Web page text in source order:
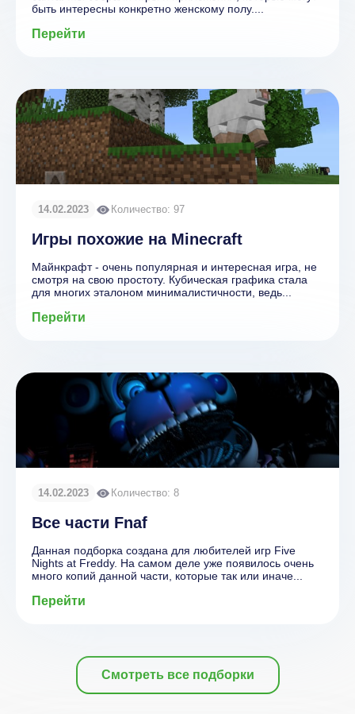
быть интересны конкретно женскому полу....
Перейти
14.02.2023 Количество: 97
Игры похожие на Minecraft
Майнкрафт - очень популярная и интересная игра, не
смотря на свою простоту. Кубическая графика стала
для многих эталоном минималистичности, ведь...
Перейти
14.02.2023 Количество: 8
Все части Fnaf
Данная подборка создана для любителей игр Five
Nights at Freddy. На самом деле уже появилось очень
много копий данной части, которые так или иначе...
Перейти
Смотреть все подборки